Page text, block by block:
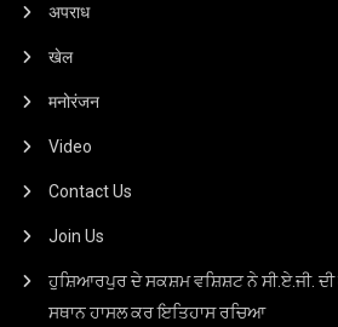
अपराध
खेल
मनोरंजन
Video
Contact Us
Join Us
ਹੁਸ਼ਿਆਰਪੁਰ ਦੇ ਸਕਸ਼ਮ ਵਸ਼ਿਸ਼ਟ ਨੇ ਸੀ.ਏ.ਜੀ. ਦੀ
ਸਥਾਨ ਹਾਸਲ ਕਰ ਇਤਿਹਾਸ ਰਚਿਆ